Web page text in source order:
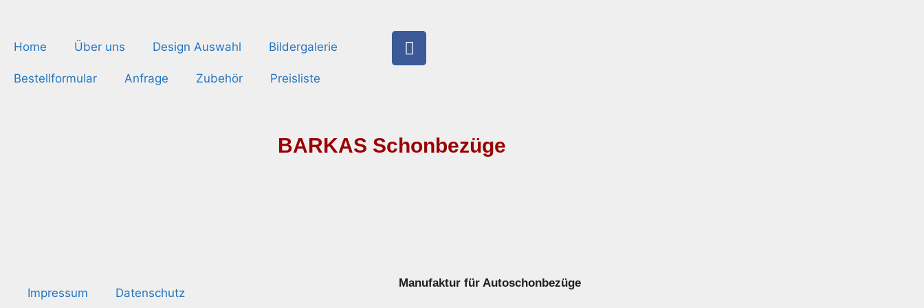
Home Über uns Design Auswahl Bildergalerie
Bestellformular Anfrage Zubehör Preisliste
BARKAS Schonbezüge
Impressum Datenschutz
Manufaktur für Autoschonbezüge